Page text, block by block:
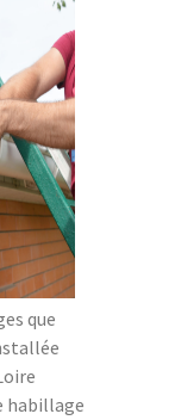
que
habillage